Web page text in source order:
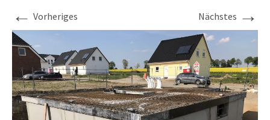
← Vorheriges Nächstes →